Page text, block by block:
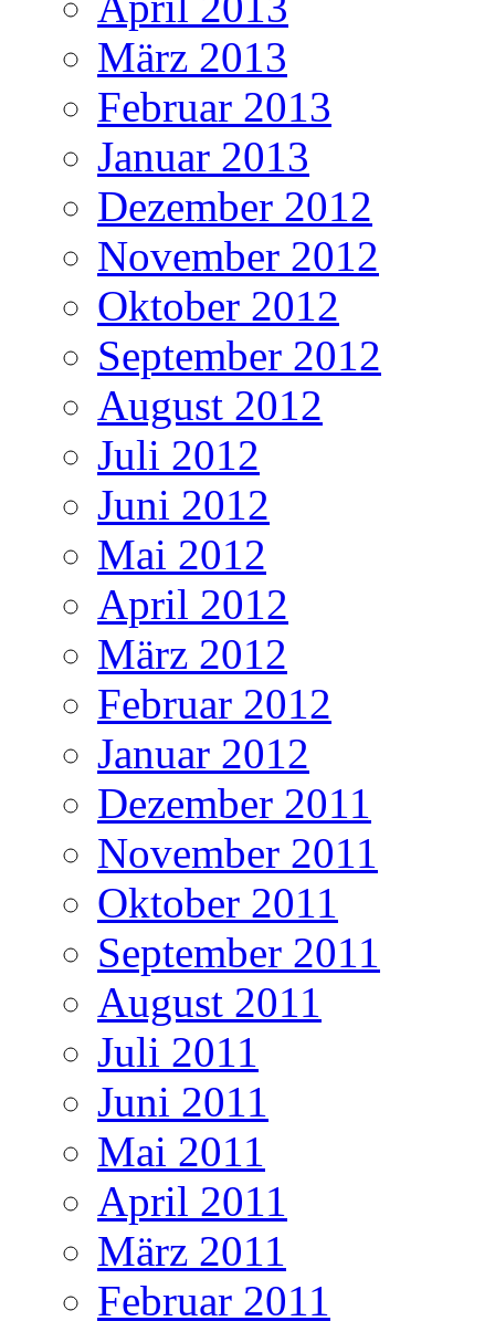
März 2013
Februar 2013
Januar 2013
Dezember 2012
November 2012
Oktober 2012
September 2012
August 2012
Juli 2012
Juni 2012
Mai 2012
April 2012
März 2012
Februar 2012
Januar 2012
Dezember 2011
November 2011
Oktober 2011
September 2011
August 2011
Juli 2011
Juni 2011
Mai 2011
April 2011
März 2011
Februar 2011